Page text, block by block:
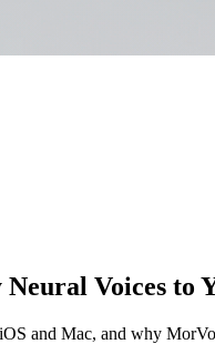
Voices to
and Mac, and why